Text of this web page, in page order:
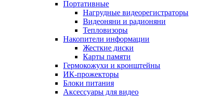
Портативные
Нагрудные видеорегистраторы
Видеоняни и радионяни
Тепловизоры
Накопители информации
Жесткие диски
Карты памяти
Гермокожухи и кронштейны
ИК-прожекторы
Блоки питания
Аксессуары для видео